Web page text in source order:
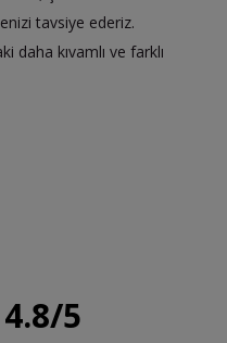
tavsiye ederiz.
daha kıvamlı ve farklı
4.8/5